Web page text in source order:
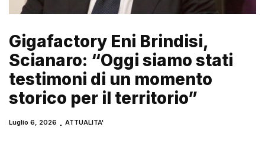
Gigafactory Eni Brindisi,
Scianaro: “Oggi siamo stati
testimoni di un momento
storico per il territorio”
Luglio 6, 2026 ATTUALITA'